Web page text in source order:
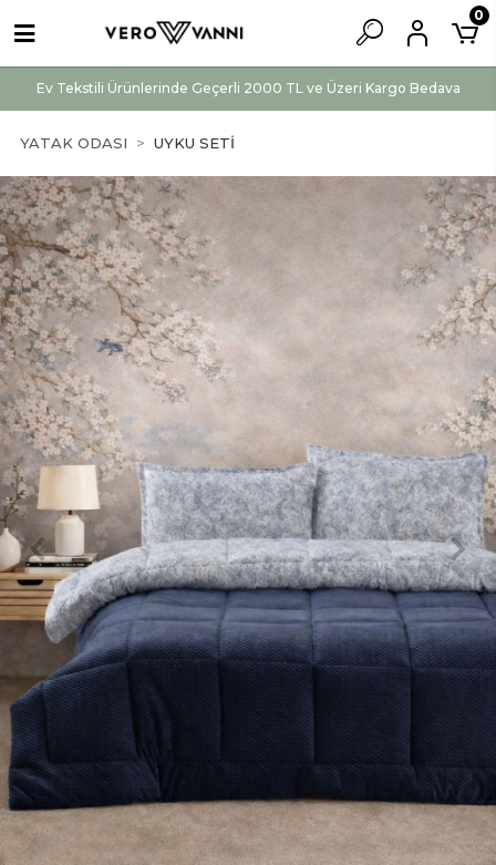
Ev Tekstili Ürünlerinde Geçerli 2000 TL ve Üzeri Kargo Bedava
0
YATAK ODASI UYKU SETİ